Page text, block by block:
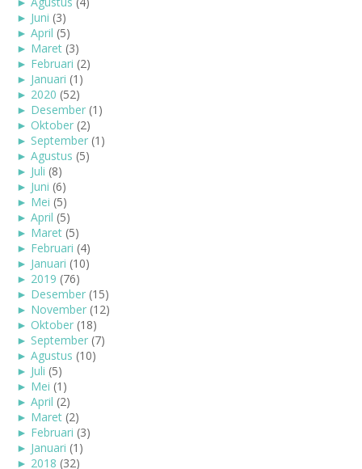
► Juni (3)
► April (5)
► Maret (3)
► Februari (2)
► Januari (1)
► 2020 (52)
► Desember (1)
► Oktober (2)
► September (1)
► Agustus (5)
► Juli (8)
► Juni (6)
► Mei (5)
► April (5)
► Maret (5)
► Februari (4)
► Januari (10)
► 2019 (76)
► Desember (15)
► November (12)
► Oktober (18)
► September (7)
► Agustus (10)
► Juli (5)
► Mei (1)
► April (2)
► Maret (2)
► Februari (3)
► Januari (1)
► 2018 (32)